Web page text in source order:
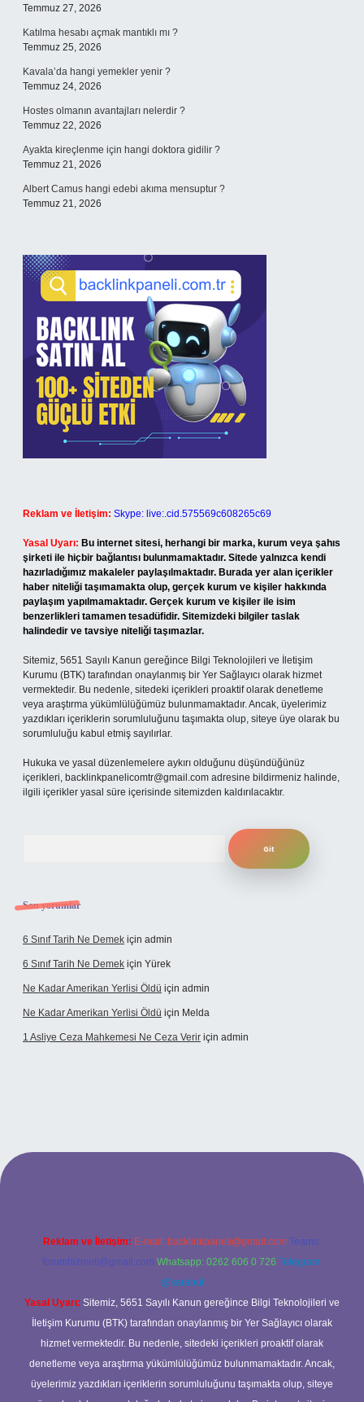
Temmuz 27, 2026
Katılma hesabı açmak mantıklı mı ?
Temmuz 25, 2026
Kavala’da hangi yemekler yenir ?
Temmuz 24, 2026
Hostes olmanın avantajları nelerdir ?
Temmuz 22, 2026
Ayakta kireçlenme için hangi doktora gidilir ?
Temmuz 21, 2026
Albert Camus hangi edebi akıma mensuptur ?
Temmuz 21, 2026
Reklam ve İletişim: Skype: live:.cid.575569c608265c69
Yasal Uyarı: Bu internet sitesi, herhangi bir marka, kurum veya şahıs
şirketi ile hiçbir bağlantısı bulunmamaktadır. Sitede yalnızca kendi
hazırladığımız makaleler paylaşılmaktadır. Burada yer alan içerikler
haber niteliği taşımamakta olup, gerçek kurum ve kişiler hakkında
paylaşım yapılmamaktadır. Gerçek kurum ve kişiler ile isim
benzerlikleri tamamen tesadüfidir. Sitemizdeki bilgiler taslak
halindedir ve tavsiye niteliği taşımazlar.
Sitemiz, 5651 Sayılı Kanun gereğince Bilgi Teknolojileri ve İletişim
Kurumu (BTK) tarafından onaylanmış bir Yer Sağlayıcı olarak hizmet
vermektedir. Bu nedenle, sitedeki içerikleri proaktif olarak denetleme
veya araştırma yükümlülüğümüz bulunmamaktadır. Ancak, üyelerimiz
yazdıkları içeriklerin sorumluluğunu taşımakta olup, siteye üye olarak bu
sorumluluğu kabul etmiş sayılırlar.
Hukuka ve yasal düzenlemelere aykırı olduğunu düşündüğünüz
içerikleri, backlinkpanelicomtr@gmail.com adresine bildirmeniz halinde,
ilgili içerikler yasal süre içerisinde sitemizden kaldırılacaktır.
Son yorumlar
6 Sınıf Tarih Ne Demek için admin
6 Sınıf Tarih Ne Demek için Yürek
Ne Kadar Amerikan Yerlisi Öldü için admin
Ne Kadar Amerikan Yerlisi Öldü için Melda
1 Asliye Ceza Mahkemesi Ne Ceza Verir için admin
Reklam ve İletişim: E-mail: backlinkpaneli@gmail.com Teams:
forumhizmeti@gmail.com Whatsapp: 0262 606 0 726 Telegram:
@karabul
Yasal Uyarı: Sitemiz, 5651 Sayılı Kanun gereğince Bilgi Teknolojileri ve
İletişim Kurumu (BTK) tarafından onaylanmış bir Yer Sağlayıcı olarak
hizmet vermektedir. Bu nedenle, sitedeki içerikleri proaktif olarak
denetleme veya araştırma yükümlülüğümüz bulunmamaktadır. Ancak,
üyelerimiz yazdıkları içeriklerin sorumluluğunu taşımakta olup, siteye